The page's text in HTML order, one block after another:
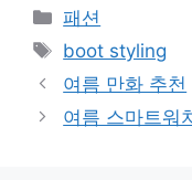
Categories
패션
Tags
boot styling
여름 만화 추천
여름 스마트워